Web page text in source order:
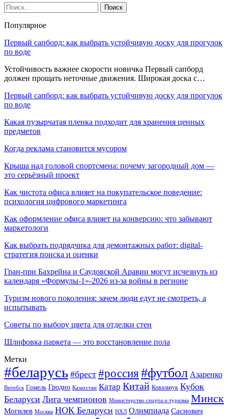
Популярное
Первый сапборд: как выбрать устойчивую доску для прогулок
по воде
Устойчивость важнее скорости новичка Первый сапборд
должен прощать неточные движения. Широкая доска с…
Первый сапборд: как выбрать устойчивую доску для прогулок
по воде
Какая пузырчатая пленка подходит для хранения ценных
предметов
Когда реклама становится мусором
Крыша над головой спортсмена: почему загородный дом —
это серьёзный проект
Как чистота офиса влияет на покупательское поведение:
психология цифрового маркетинга
Как оформление офиса влияет на конверсию: что забывают
маркетологи
Как выбрать подрядчика для демонтажных работ: digital-
стратегия поиска и оценки
Гран-при Бахрейна и Саудовской Аравии могут исчезнуть из
календаря «Формулы-1»-2026 из-за войны в регионе
Туризм нового поколения: зачем люди едут не смотреть, а
испытывать
Советы по выбору цвета для отделки стен
Шлифовка паркета — это восстановление пола
Метки
#беларусь #брест #россия#футбол Азаренко
Витебск Гомель Гродно Казахстан Катар Китай Ковальчук Кубок
Беларуси Лига чемпионов Министерство спорта и туризма Минск
Могилев Москва НОК Беларуси НХЛ Олимпиада Саснович